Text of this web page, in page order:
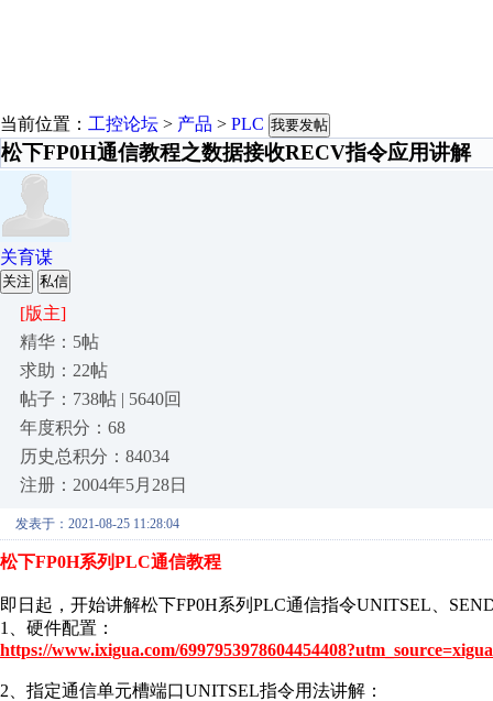
当前位置： 工控论坛 > 产品 > PLC 我要发帖
松下FP0H通信教程之数据接收RECV指令应用讲解
关育谋
关注 私信
[版主]
精华：5帖
求助：22帖
帖子：738帖 | 5640回
年度积分：68
历史总积分：84034
注册：2004年5月28日
发表于：2021-08-25 11:28:04
松下FP0H系列PLC通信教程
即日起，开始讲解松下FP0H系列PLC通信指令UNITSEL、
1、硬件配置：
https://www.ixigua.com/
2、指定通信单元槽端口UNITSEL指令用法讲解：